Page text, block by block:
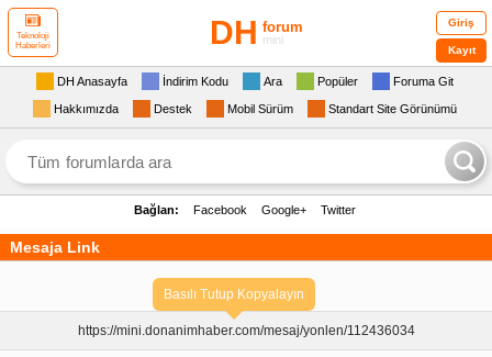
Teknoloji
Haberleri
DH forum
mini
Giriş
Kayıt
DH Anasayfa İndirim Kodu Ara Popüler Foruma Git
Hakkımızda Destek Mobil Sürüm Standart Site Görünümü
Bağlan: Facebook Google+ Twitter
Mesaja Link
Basılı Tutup Kopyalayın
https://mini.donanimhaber.com/mesaj/yonlen/112436034